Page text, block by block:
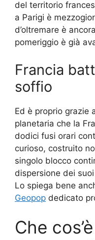
del territorio
a Parigi è
d’oltremare è
pomeriggio è già
Francia
soffio
Ed è proprio grazie
planetaria che la
dodici fusi orari
curioso, costruito
singolo blocco
dispersione dei
Lo spiega bene
Geopop dedicato
Che